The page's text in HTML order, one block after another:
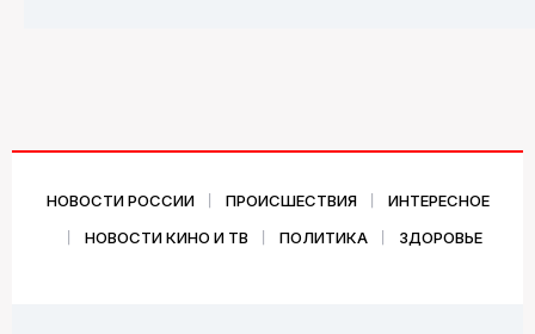
НОВОСТИ РОССИИ ПРОИСШЕСТВИЯ
ИНТЕРЕСНОЕ
НОВОСТИ КИНО И ТВ
ПОЛИТИКА ЗДОРОВЬЕ